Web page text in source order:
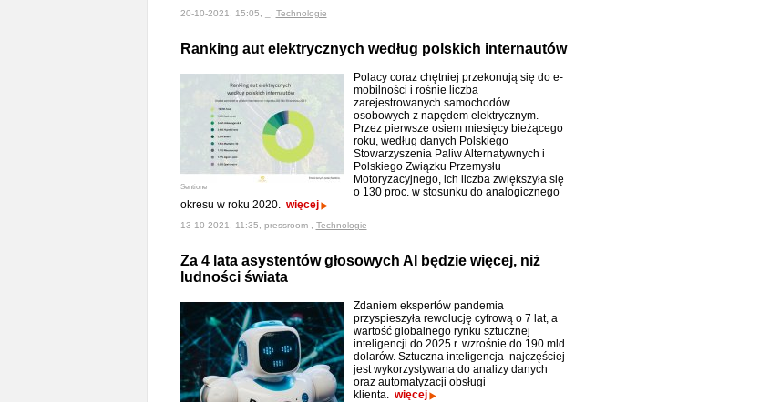
20-10-2021, 15:05, _, Technologie
Ranking aut elektrycznych według polskich internautów
Sentione
Polacy coraz chętniej przekonują się do e-
mobilności i rośnie liczba
zarejestrowanych samochodów
osobowych z napędem elektrycznym.
Przez pierwsze osiem miesięcy bieżącego
roku, według danych Polskiego
Stowarzyszenia Paliw Alternatywnych i
Polskiego Związku Przemysłu
Motoryzacyjnego, ich liczba zwiększyła się
o 130 proc. w stosunku do analogicznego
okresu w roku 2020. więcej
13-10-2021, 11:35, pressroom , Technologie
Za 4 lata asystentów głosowych AI będzie więcej, niż
ludności świata
Zdaniem ekspertów pandemia
przyspieszyła rewolucję cyfrową o 7 lat, a
wartość globalnego rynku sztucznej
inteligencji do 2025 r. wzrośnie do 190 mld
dolarów. Sztuczna inteligencja najczęściej
jest wykorzystywana do analizy danych
oraz automatyzacji obsługi
klienta. więcej